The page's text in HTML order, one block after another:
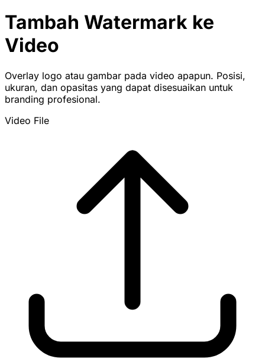
Tambah Watermark ke
Video
Overlay logo atau gambar pada video apapun. Posisi,
ukuran, dan opasitas yang dapat disesuaikan untuk
branding profesional.
Video File